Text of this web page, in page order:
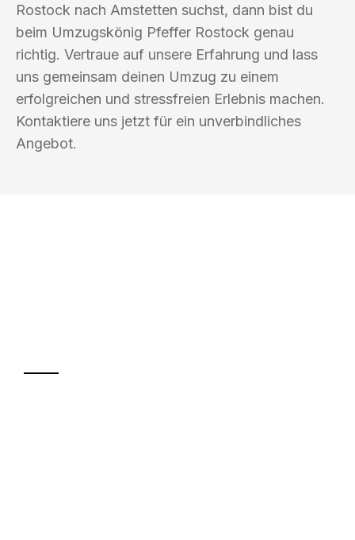
Rostock nach Amstetten suchst, dann bist du
beim Umzugskönig Pfeffer Rostock genau
richtig. Vertraue auf unsere Erfahrung und lass
uns gemeinsam deinen Umzug zu einem
erfolgreichen und stressfreien Erlebnis machen.
Kontaktiere uns jetzt für ein unverbindliches
Angebot.